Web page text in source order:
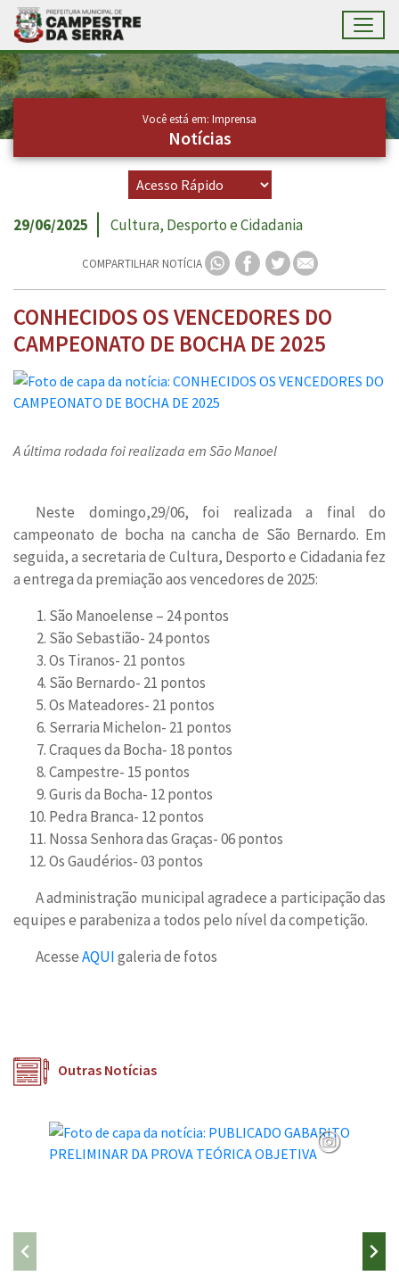
Ir para conteúdo principal
Conteúdo Principal
Você está em: Imprensa
Notícias
29/06/2025 Cultura, Desporto e Cidadania
COMPARTILHAR NOTÍCIA
CONHECIDOS OS VENCEDORES DO
CAMPEONATO DE BOCHA DE 2025
A última rodada foi realizada em São Manoel
Neste domingo,29/06, foi realizada a final do
campeonato de bocha na cancha de São Bernardo. Em
seguida, a secretaria de Cultura, Desporto e Cidadania fez
a entrega da premiação aos vencedores de 2025:
São Manoelense – 24 pontos
São Sebastião- 24 pontos
Os Tiranos- 21 pontos
São Bernardo- 21 pontos
Os Mateadores- 21 pontos
Serraria Michelon- 21 pontos
Craques da Bocha- 18 pontos
Campestre- 15 pontos
Guris da Bocha- 12 pontos
Pedra Branca- 12 pontos
Nossa Senhora das Graças- 06 pontos
Os Gaudérios- 03 pontos
A administração municipal agradece a participação das
equipes e parabeniza a todos pelo nível da competição.
AcesseAQUIgaleria de fotos
Outras Notícias